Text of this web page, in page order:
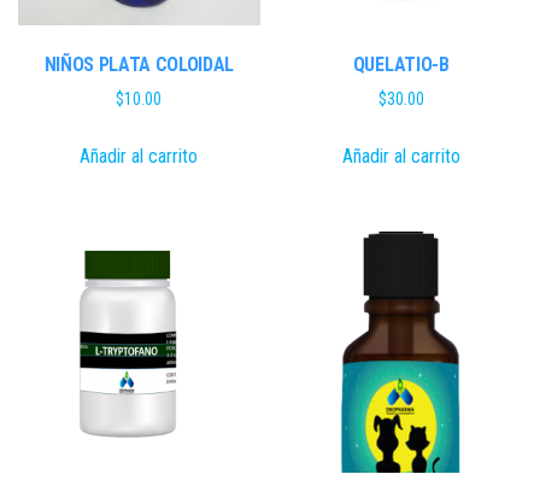
NIÑOS PLATA COLOIDAL
$10.00
Añadir al carrito
QUELATIO-B
$30.00
Añadir al carrito